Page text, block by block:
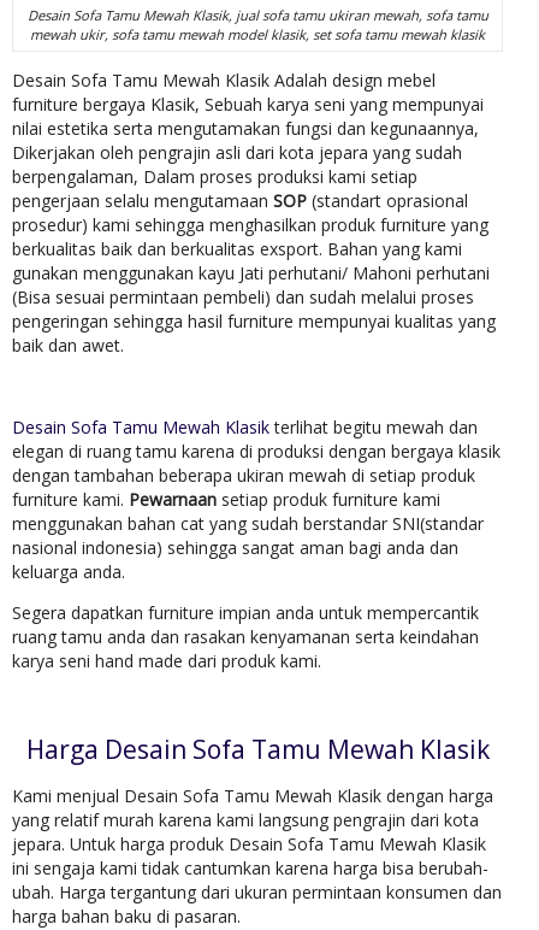
Desain Sofa Tamu Mewah Klasik, jual sofa tamu ukiran mewah, sofa tamu
mewah ukir, sofa tamu mewah model klasik, set sofa tamu mewah klasik
Desain Sofa Tamu Mewah Klasik Adalah design mebel
furniture bergaya Klasik, Sebuah karya seni yang mempunyai
nilai estetika serta mengutamakan fungsi dan kegunaannya,
Dikerjakan oleh pengrajin asli dari kota jepara yang sudah
berpengalaman, Dalam proses produksi kami setiap
pengerjaan selalu mengutamaan SOP (standart oprasional
prosedur) kami sehingga menghasilkan produk furniture yang
berkualitas baik dan berkualitas exsport. Bahan yang kami
gunakan menggunakan kayu Jati perhutani/ Mahoni perhutani
(Bisa sesuai permintaan pembeli) dan sudah melalui proses
pengeringan sehingga hasil furniture mempunyai kualitas yang
baik dan awet.
Desain Sofa Tamu Mewah Klasikterlihat begitu mewah dan
elegan di ruang tamu karena di produksi dengan bergaya klasik
dengan tambahan beberapa ukiran mewah di setiap produk
furniture kami. Pewarnaan setiap produk furniture kami
menggunakan bahan cat yang sudah berstandar SNI(standar
nasional indonesia) sehingga sangat aman bagi anda dan
keluarga anda.
Segera dapatkan furniture impian anda untuk mempercantik
ruang tamu anda dan rasakan kenyamanan serta keindahan
karya seni hand made dari produk kami.
Harga Desain Sofa Tamu Mewah Klasik
Kami menjual Desain Sofa Tamu Mewah Klasik dengan harga
yang relatif murah karena kami langsung pengrajin dari kota
jepara. Untuk harga produk Desain Sofa Tamu Mewah Klasik
ini sengaja kami tidak cantumkan karena harga bisa berubah-
ubah. Harga tergantung dari ukuran permintaan konsumen dan
harga bahan baku di pasaran.